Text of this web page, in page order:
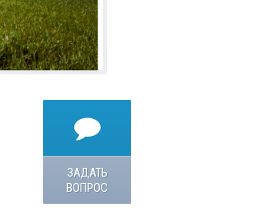
ЗАДАТЬ
ВОПРОС